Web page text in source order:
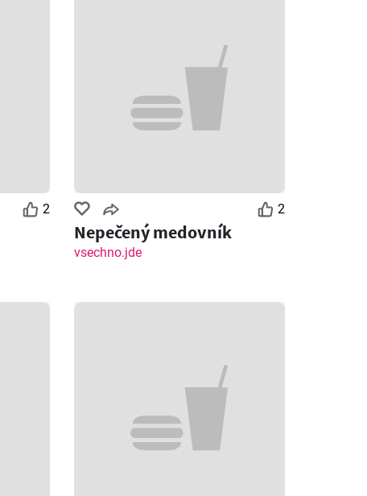
2 2
Nepečený medovník
vsechno.jde